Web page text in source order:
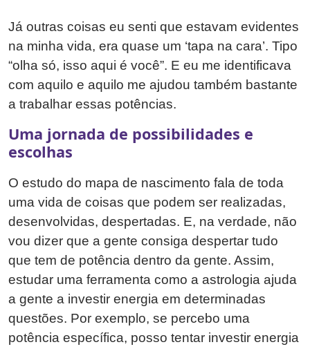
Já outras coisas eu senti que estavam evidentes
na minha vida, era quase um ‘tapa na cara’. Tipo
“olha só, isso aqui é você”. E eu me identificava
com aquilo e aquilo me ajudou também bastante
a trabalhar essas potências.
Uma jornada de possibilidades e
escolhas
O estudo do mapa de nascimento fala de toda
uma vida de coisas que podem ser realizadas,
desenvolvidas, despertadas. E, na verdade, não
vou dizer que a gente consiga despertar tudo
que tem de potência dentro da gente. Assim,
estudar uma ferramenta como a astrologia ajuda
a gente a investir energia em determinadas
questões. Por exemplo, se percebo uma
potência específica, posso tentar investir energia